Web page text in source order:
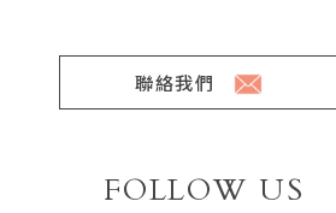
聯絡我們
FOLLOW US